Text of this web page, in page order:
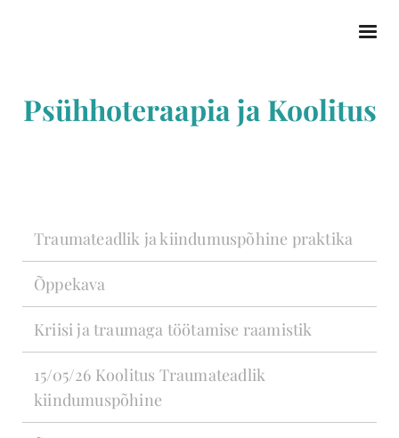
Psühhoteraapia ja Koolitus
Traumateadlik ja kiindumuspõhine praktika
Õppekava
Kriisi ja traumaga töötamise raamistik
15/05/26 Koolitus Traumateadlik
kiindumuspõhine